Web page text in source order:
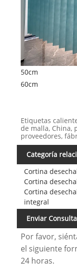
50cm
60cm
Etiquetas
de malla, China,
proveedores,
Categoría
Cortina
Cortina
Cortina
integral
Enviar Consulta
Por favor,
el siguiente
24 horas.